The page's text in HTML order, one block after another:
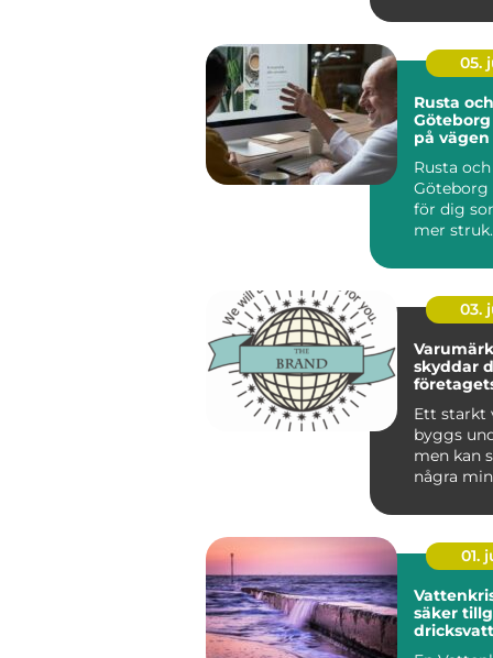
05.
Rusta
på
Rusta
Göteborg
för dig
mer
03.
skyddar
Ett starkt
byggs
men kan
några
anv...
01.
Vattenkris
säker